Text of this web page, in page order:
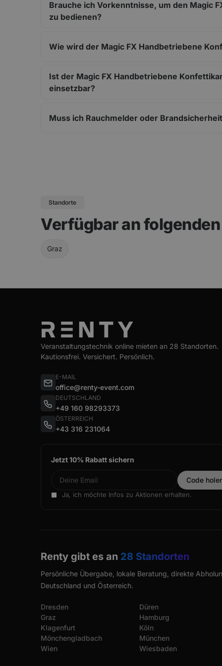
Brauche ich Vorkenntnisse, um den Magic
zu bedienen?
Wie wird der Magic FX Handbetriebene
Ist der Magic FX Handbetriebene
einsetzbar?
Muss ich Rauchmelder oder
Standorte
Verfügbar an folgenden
Graz
Veranstaltungstechnik online mieten an 28 Standorten.
Kautionsfrei. Versichert. Persönlich.
E-MAIL
office@renty-event.com
DEUTSCHLAND
+49 160 98293373
ÖSTERREICH
+43 316 231064
Jetzt 10% Rabatt sichern
Ja, ich möchte Infos zu Aktionen erhalten.
Renty gibt es an 28 Standorten
Persönliche Übergabe, lokale Beratung, direkte
Deutschland und Österreich.
Dresden
Graz
Klagenfurt
Mönchengladbach
Wien
Düren
Hamburg
Köln
München
Wiesbaden